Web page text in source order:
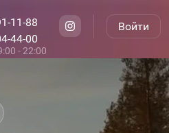
11-88
44-00
- 22:00
Войти